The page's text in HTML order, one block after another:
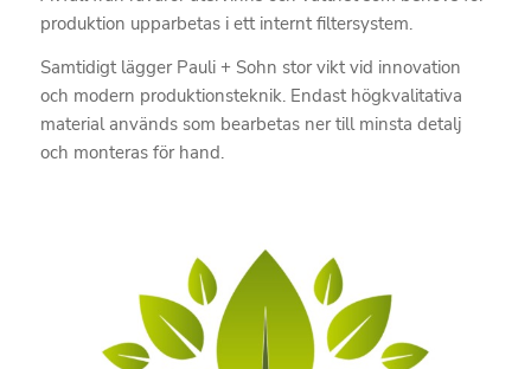
produktion upparbetas i ett internt filtersystem.
Samtidigt lägger Pauli + Sohn stor vikt vid innovation
och modern produktionsteknik. Endast högkvalitativa
material används som bearbetas ner till minsta detalj
och monteras för hand.